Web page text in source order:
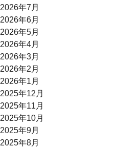
2026年7月
2026年6月
2026年5月
2026年4月
2026年3月
2026年2月
2026年1月
2025年12月
2025年11月
2025年10月
2025年9月
2025年8月